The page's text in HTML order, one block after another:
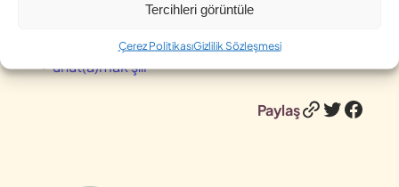
Tercihleri görüntüle
Çerez PolitikasıGizlilik Sözleşmesi
aşk unutulur mu
aşkın izleri Mehmet Özdemir Yazıları
unut(a)mak şiir
PaylaşBağlantı
Twitter